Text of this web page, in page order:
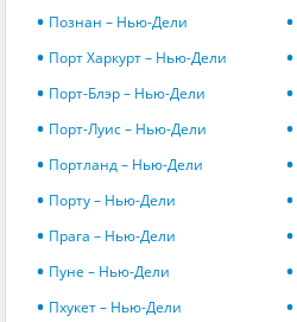
Познан – Нью-Дели
Порт Харкурт – Нью-Дели
Порт-Блэр – Нью-Дели
Порт-Луис – Нью-Дели
Портланд – Нью-Дели
Порту – Нью-Дели
Прага – Нью-Дели
Пуне – Нью-Дели
Пхукет – Нью-Дели